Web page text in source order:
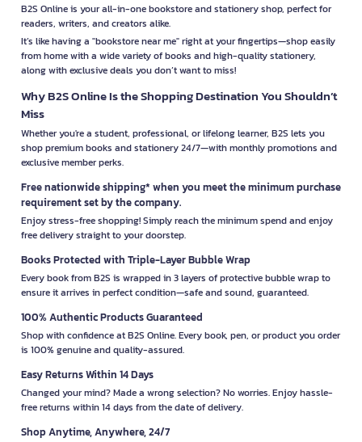
B2S Online is your all-in-one bookstore and stationery shop, perfect for
readers, writers, and creators alike.
It’s like having a "bookstore near me" right at your fingertips—shop easily
from home with a wide variety of books and high-quality stationery,
along with exclusive deals you don’t want to miss!
Why B2S Online Is the Shopping Destination You Shouldn’t
Miss
Whether you're a student, professional, or lifelong learner, B2S lets you
shop premium books and stationery 24/7—with monthly promotions and
exclusive member perks.
Free nationwide shipping* when you meet the minimum purchase
requirement set by the company.
Enjoy stress-free shopping! Simply reach the minimum spend and enjoy
free delivery straight to your doorstep.
Books Protected with Triple-Layer Bubble Wrap
Every book from B2S is wrapped in 3 layers of protective bubble wrap to
ensure it arrives in perfect condition—safe and sound, guaranteed.
100% Authentic Products Guaranteed
Shop with confidence at B2S Online. Every book, pen, or product you order
is 100% genuine and quality-assured.
Easy Returns Within 14 Days
Changed your mind? Made a wrong selection? No worries. Enjoy hassle-
free returns within 14 days from the date of delivery.
Shop Anytime, Anywhere, 24/7